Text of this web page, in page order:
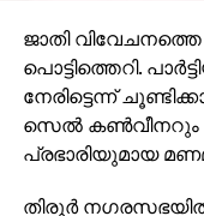
ജാതി
പൊട്ടിത്തെറി.
നേരിട്ടെന്ന്
സെല്‍ കണ്‍വീനറും
പ്രഭാരിയുമായ
തിരൂര്‍